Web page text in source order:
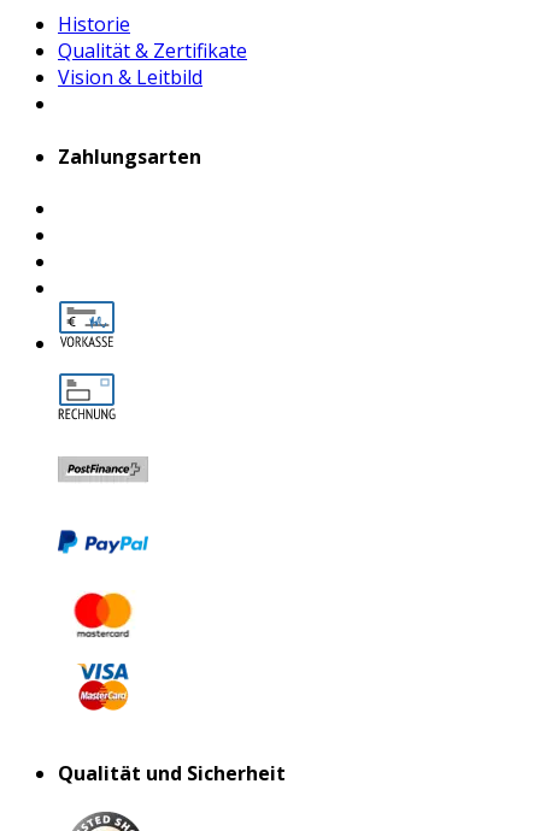
Historie
Qualität & Zertifikate
Vision & Leitbild
Zahlungsarten
Qualität und Sicherheit